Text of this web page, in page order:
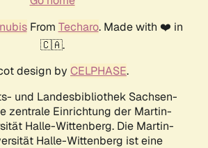
From Techaro. Made with ❤️ in
🇨🇦.
design by CELPHASE.
und Landesbibliothek Sachsen-
zentrale Einrichtung der Martin-
Halle-Wittenberg. Die Martin-
Halle-Wittenberg ist eine